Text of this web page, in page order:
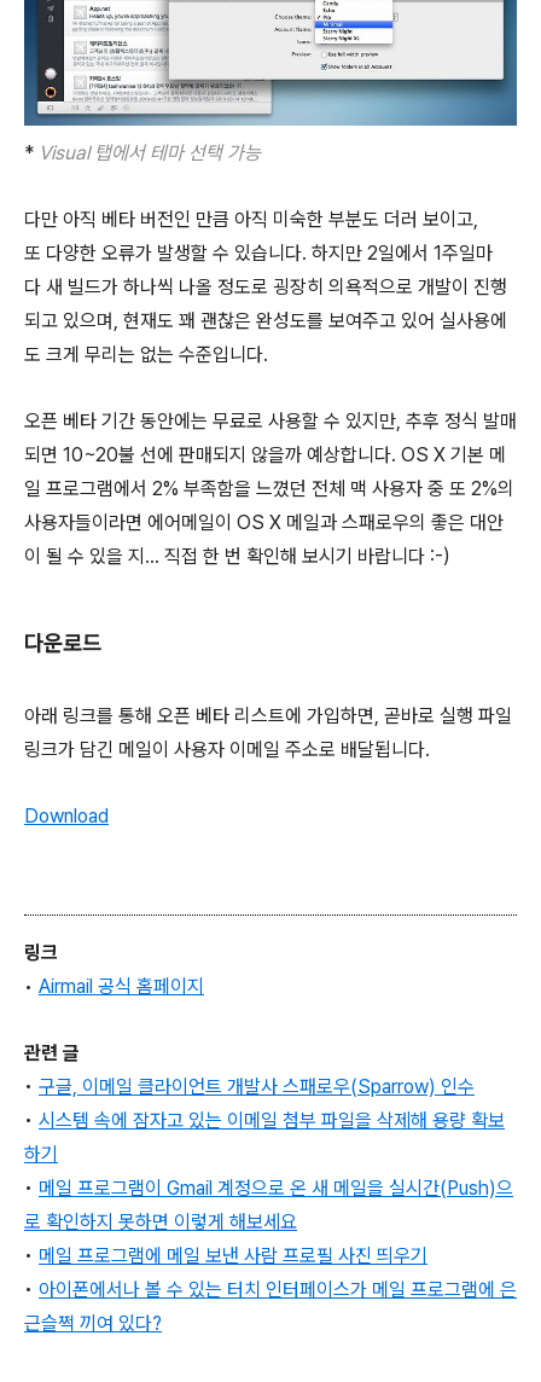
* Visual 탭에서 테마 선택 가능
다만 아직 베타 버전인 만큼 아직 미숙한 부분도 더러 보이고,
또 다양한 오류가 발생할 수 있습니다. 하지만 2일에서 1주일마
다 새 빌드가 하나씩 나올 정도로 굉장히 의욕적으로 개발이 진행
되고 있으며, 현재도 꽤 괜찮은 완성도를 보여주고 있어 실사용에
도 크게 무리는 없는 수준입니다.
오픈 베타 기간 동안에는 무료로 사용할 수 있지만, 추후 정식 발매
되면 10~20불 선에 판매되지 않을까 예상합니다. OS X 기본 메
일 프로그램에서 2% 부족함을 느꼈던 전체 맥 사용자 중 또 2%의
사용자들이라면 에어메일이 OS X 메일과 스패로우의 좋은 대안
이 될 수 있을 지... 직접 한 번 확인해 보시기 바랍니다 :-)
다운로드
아래 링크를 통해 오픈 베타 리스트에 가입하면, 곧바로 실행 파일
링크가 담긴 메일이 사용자 이메일 주소로 배달됩니다.
Download
링크
• Airmail 공식 홈페이지
관련 글
• 구글, 이메일 클라이언트 개발사 스패로우(Sparrow) 인수
• 시스템 속에 잠자고 있는 이메일 첨부 파일을 삭제해 용량 확보
하기
• 메일 프로그램이 Gmail 계정으로 온 새 메일을 실시간(Push)으
로 확인하지 못하면 이렇게 해보세요
• 메일 프로그램에 메일 보낸 사람 프로필 사진 띄우기
• 아이폰에서나 볼 수 있는 터치 인터페이스가 메일 프로그램에 은
근슬쩍 끼여 있다?